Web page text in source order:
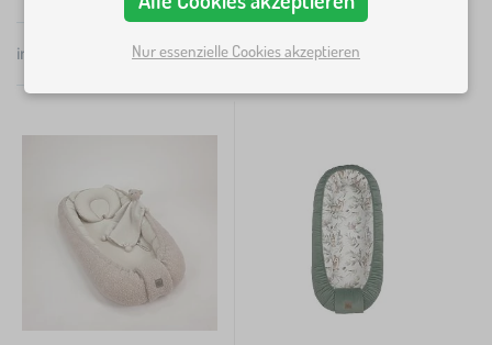
Umgebung, in der das Baby gewohnt ist. Wählen
She aus den buntesten Designs das Schönste.
Farbe
Mix Farben
3
Braun
insgesamt Produkte
Popularität
Nur essenzielle Cookies akzeptieren